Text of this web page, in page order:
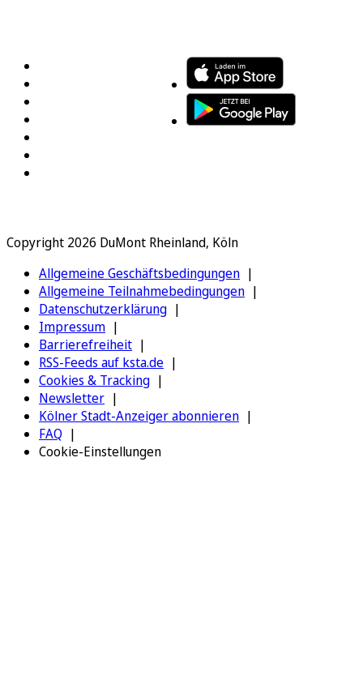
Copyright 2026 DuMont Rheinland, Köln
Allgemeine Geschäftsbedingungen
Allgemeine Teilnahmebedingungen
Datenschutzerklärung
Impressum
Barrierefreiheit
RSS-Feeds auf ksta.de
Cookies & Tracking
Newsletter
Kölner Stadt-Anzeiger abonnieren
FAQ
Cookie-Einstellungen